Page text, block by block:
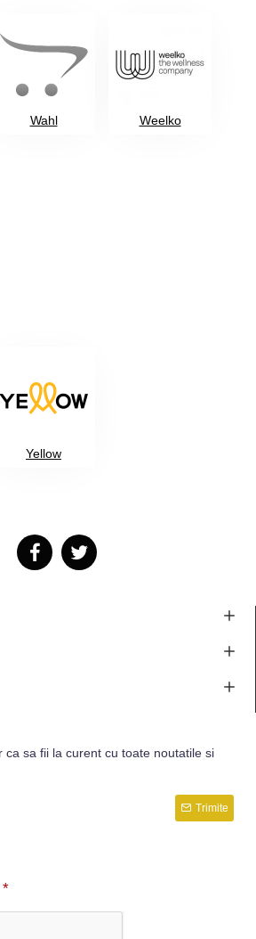
Wahl Weelko
Yellow
ca sa fii la curent cu toate noutatile si
Trimite